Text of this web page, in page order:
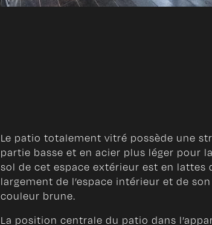
Le patio totalement vitré possède une
partie basse et en acier plus léger pour
sol de cet espace extérieur est en lattes
largement de l’espace intérieur et de
couleur brune.
La position centrale du patio dans